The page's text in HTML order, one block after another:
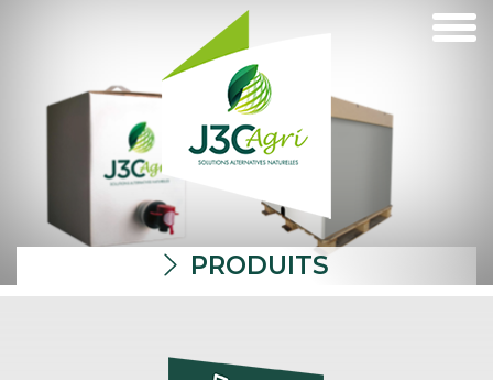
PRODUITS